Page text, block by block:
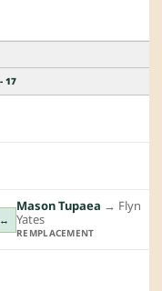
17
↔
Mason Tupaea →︎ Flyn
Yates
REMPLACEMENT